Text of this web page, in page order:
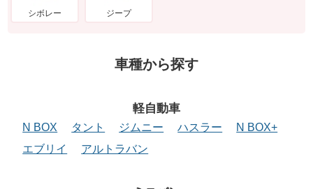
シボレー ジープ
車種から探す
軽自動車
N BOX タント ジムニー ハスラー
N BOX+
エブリイ
アルトラバン